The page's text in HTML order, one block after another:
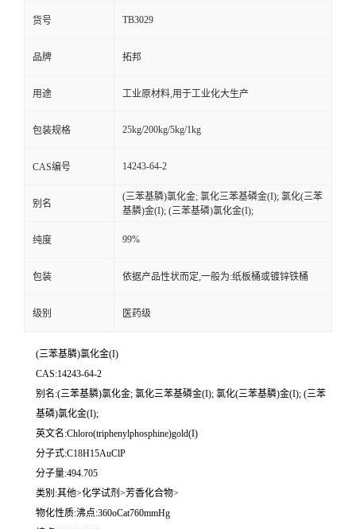
货号 TB3029
品牌 拓邦
用途 工业原材料,用于工业化大生产
包装规格 25kg/200kg/5kg/1kg
CAS编号 14243-64-2
别名
(三苯基膦)氯化金; 氯化三苯基磷金(I); 氯化(三苯
基膦)金(I); (三苯基磷)氯化金(I);
纯度 99%
包装 依据产品性状而定,一般为:纸板桶或镀锌铁桶
级别 医药级
(三苯基膦)氯化金(I)
CAS:14243-64-2
别名:(三苯基膦)氯化金; 氯化三苯基磷金(I); 氯化(三苯基膦)金(I); (三苯
基磷)氯化金(I);
英文名:Chloro(triphenylphosphine)gold(I)
分子式:C18H15AuClP
分子量:494.705
类别:其他>化学试剂>芳香化合物>
物化性质:沸点:360oCat760mmHg